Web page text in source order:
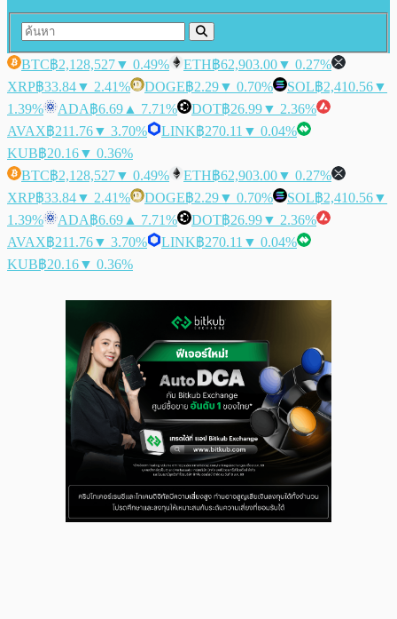
BTC฿2,128,527▼ 0.49% ETH฿62,903.00▼ 0.27%
XRP฿33.84▼ 2.41% DOGE฿2.29▼ 0.70% SOL฿2,410.56▼
1.39%
ADA฿6.69 ▲ 7.71% DOT฿26.99▼ 2.36%
AVAX฿211.76▼ 3.70% LINK฿270.11 ▼ 0.04%
KUB฿20.16▼ 0.36%
BTC฿2,128,527▼ 0.49% ETH฿62,903.00▼ 0.27%
XRP฿33.84▼ 2.41% DOGE฿2.29▼ 0.70% SOL฿2,410.56▼
1.39%
ADA฿6.69 ▲ 7.71% DOT฿26.99▼ 2.36%
AVAX฿211.76▼ 3.70% LINK฿270.11 ▼ 0.04%
KUB฿20.16▼ 0.36%